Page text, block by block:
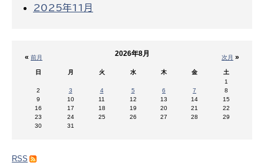
2025年11月
« 前月 次月 »
2026年8月
日 月 火 水 木 金
土
1
2
3 4 5 6 7
8
9
10 11 12 13 14
15
16
17 18 19 20 21
22
23
24 25 26 27 28
29
30
31
RSS